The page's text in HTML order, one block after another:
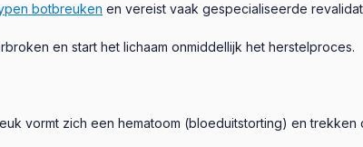
botbreuken en vereist vaak gespecialiseerde
en start het lichaam onmiddellijk het herstelproces.
vormt zich een hematoom (bloeduitstorting) en